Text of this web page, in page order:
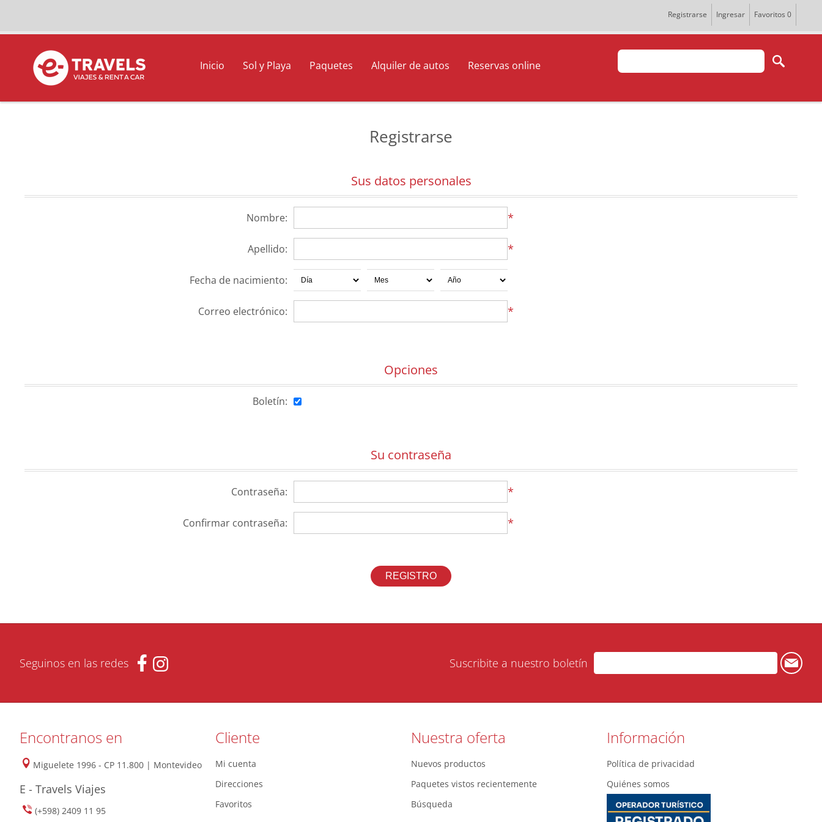
Registrarse Ingresar Favoritos 0
Inicio Sol y Playa Paquetes Alquiler de autos Reservas online
Registrarse
Sus datos personales
Nombre: *
Apellido: *
Fecha de nacimiento:
Correo electrónico: *
Opciones
Boletín:
Su contraseña
Contraseña: *
Confirmar contraseña: *
Seguinos en las redes Suscribite a nuestro boletín
Encontranos en
Miguelete 1996 - CP 11.800 | Montevideo
E - Travels Viajes
(+598) 2409 11 95
Cliente
Mi cuenta
Direcciones
Favoritos
Nuestra oferta
Nuevos productos
Paquetes vistos recientemente
Búsqueda
Información
Política de privacidad
Quiénes somos